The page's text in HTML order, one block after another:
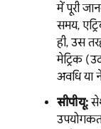
में पूरी
समय,
ही, उस
मेट्रिक
अवधि या
सीपीयू: